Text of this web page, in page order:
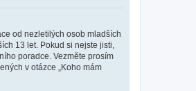
od nezletilých osob mladších
13 let. Pokud si nejste jisti,
poradce. Vezměte prosím
v otázce „Koho mám